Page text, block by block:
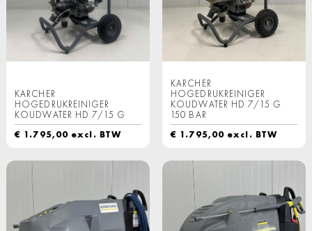
KARCHER
HOGEDRUKREINIGER
KOUDWATER HD 7/15 G
€ 1.795,00 excl. BTW
KARCHER
HOGEDRUKREINIGER
KOUDWATER HD 7/15 G
150 BAR
€ 1.795,00 excl. BTW